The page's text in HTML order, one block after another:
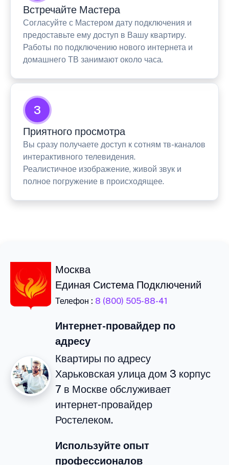
Встречайте Мастера
Согласуйте с Мастером дату подключения и
предоставьте ему доступ в Вашу квартиру.
Работы по подключению нового интернета и
домашнего ТВ занимают около часа.
3
Приятного просмотра
Вы сразу получаете доступ к сотням тв-каналов
интерактивного телевидения.
Реалистичное изображение, живой звук и
полное погружение в происходящее.
Москва
Единая Система Подключений
Телефон : 8 (800) 505-88-41
Интернет-провайдер по
адресу
Квартиры по адресу
Харьковская улица дом 3 корпус
7 в Москве обслуживает
интернет-провайдер
Ростелеком.
Используйте опыт
профессионалов